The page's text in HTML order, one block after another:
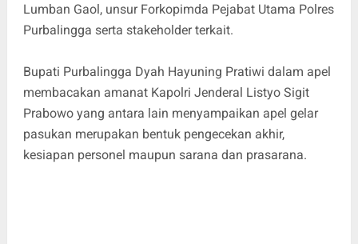
Lumban Gaol, unsur Forkopimda Pejabat Utama Polres
Purbalingga serta stakeholder terkait.
Bupati Purbalingga Dyah Hayuning Pratiwi dalam apel
membacakan amanat Kapolri Jenderal Listyo Sigit
Prabowo yang antara lain menyampaikan apel gelar
pasukan merupakan bentuk pengecekan akhir,
kesiapan personel maupun sarana dan prasarana.